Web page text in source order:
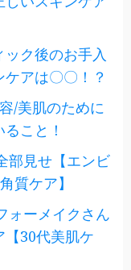
ック後のお手入
アは〇〇！？
/美肌のために
こと！
部見せ【エンビ
質ケア】
ォーメイクさん
【30代美肌ケ